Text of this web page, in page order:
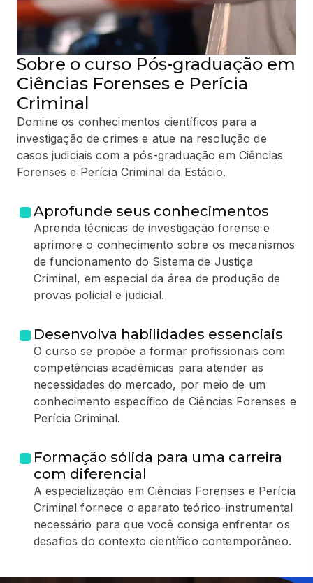
Sobre o curso Pós-graduação em
Ciências Forenses e Perícia
Criminal
Domine os conhecimentos científicos para a
investigação de crimes e atue na resolução de
casos judiciais com a pós-graduação em Ciências
Forenses e Perícia Criminal da Estácio.
Aprofunde seus conhecimentos
Aprenda técnicas de investigação forense e
aprimore o conhecimento sobre os mecanismos
de funcionamento do Sistema de Justiça
Criminal, em especial da área de produção de
provas policial e judicial.
Desenvolva habilidades essenciais
O curso se propõe a formar profissionais com
competências acadêmicas para atender as
necessidades do mercado, por meio de um
conhecimento específico de Ciências Forenses e
Perícia Criminal.
Formação sólida para uma carreira
com diferencial
A especialização em Ciências Forenses e Perícia
Criminal fornece o aparato teórico-instrumental
necessário para que você consiga enfrentar os
desafios do contexto científico contemporâneo.